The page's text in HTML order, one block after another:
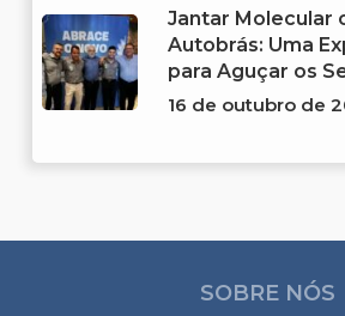
Jantar Molecular
Autobrás: Uma
para Aguçar os
16 de outubro de
SOBRE NÓS